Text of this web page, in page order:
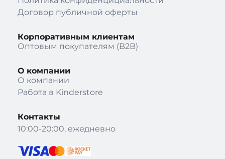
Договор публичной оферты
Корпоративным клиентам
Оптовым покупателям (B2B)
О компании
О компании
Работа в Kinderstore
Контакты
10:00-20:00, ежедневно